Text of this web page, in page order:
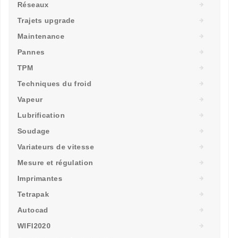
Réseaux
Trajets upgrade
Maintenance
Pannes
TPM
Techniques du froid
Vapeur
Lubrification
Soudage
Variateurs de vitesse
Mesure et régulation
Imprimantes
Tetrapak
Autocad
WIFI2020